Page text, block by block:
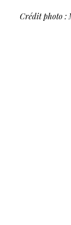
Crédit photo :